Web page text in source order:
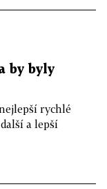
by byly
rychlé
a lepší